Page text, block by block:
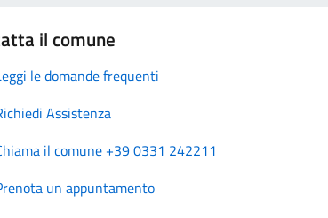
il comune
le domande frequenti
Assistenza
il comune +39 0331 242211
un appuntamento